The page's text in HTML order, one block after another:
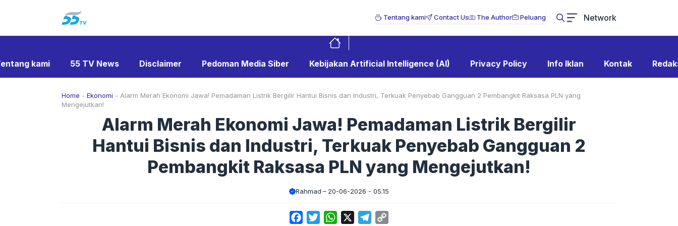
Tentang kami Contact Us The Author Peluang Network
kami 55 TV News Disclaimer Pedoman Media Siber Kebijakan Artificial Intelligence (AI) Privacy Policy Info Iklan Kontak
Home - Ekonomi - Alarm Merah Ekonomi Jawa! Pemadaman Listrik Bergilir Hantui Bisnis dan Industri, Terkuak Penyebab Gangguan 2 Pembangkit Raksasa PLN yang
Mengejutkan!
Alarm Merah Ekonomi Jawa! Pemadaman Listrik Bergilir
Hantui Bisnis dan Industri, Terkuak Penyebab Gangguan 2
Pembangkit Raksasa PLN yang Mengejutkan!
Rahmad 20-06-2026 - 05.15
FacebookTwitterWhatsApp Telegram